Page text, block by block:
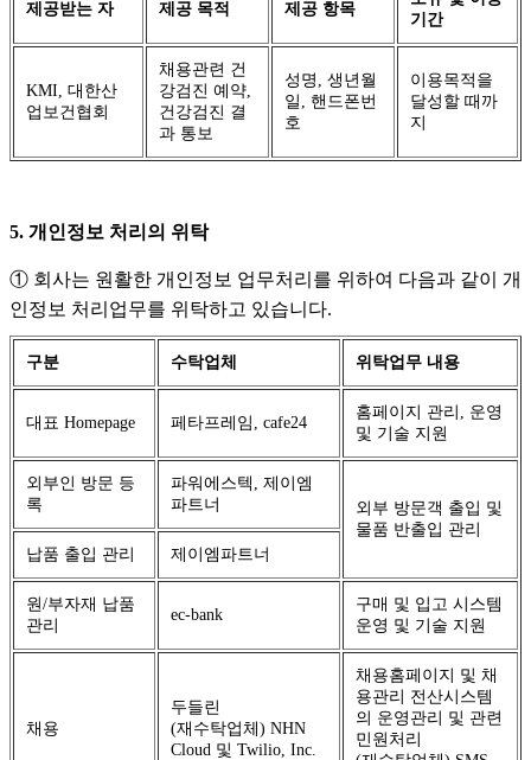
제공받는 자 제공 목적 제공 항목
기간
KMI, 대한산
업보건협회
채용관련 건
강검진 예약,
건강검진 결
과 통보
성명, 생년월
일, 핸드폰번
호
이용목적을
달성할 때까
지
5. 개인정보 처리의 위탁
① 회사는 원활한 개인정보 업무처리를 위하여 다음과 같이 개
인정보 처리업무를 위탁하고 있습니다.
구분 수탁업체 위탁업무 내용
대표 Homepage 페타프레임, cafe24
홈페이지 관리, 운영
및 기술 지원
외부인 방문 등
록
파워에스텍, 제이엠
파트너
외부 방문객 출입 및
물품 반출입 관리
납품 출입 관리
제이엠파트너
원/부자재 납품
관리
ec-bank
구매 및 입고 시스템
운영 및 기술 지원
채용
두들린
(재수탁업체) NHN
Cloud 및 Twilio, Inc.
채용홈페이지 및 채
용관리 전산시스템
의 운영관리 및 관련
민원처리